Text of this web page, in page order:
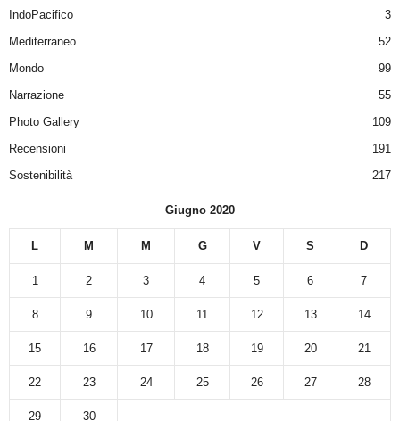
IndoPacifico
3
Mediterraneo
52
Mondo
99
Narrazione
55
Photo Gallery
109
Recensioni
191
Sostenibilità
217
Giugno 2020
L M M G V S D
1 2 3 4 5 6 7
8 9 10 11 12 13 14
15 16 17 18 19 20 21
22 23 24 25 26 27 28
29
30